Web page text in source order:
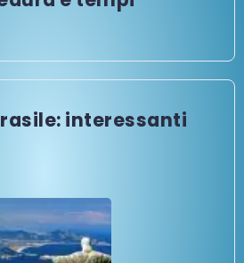
interessanti